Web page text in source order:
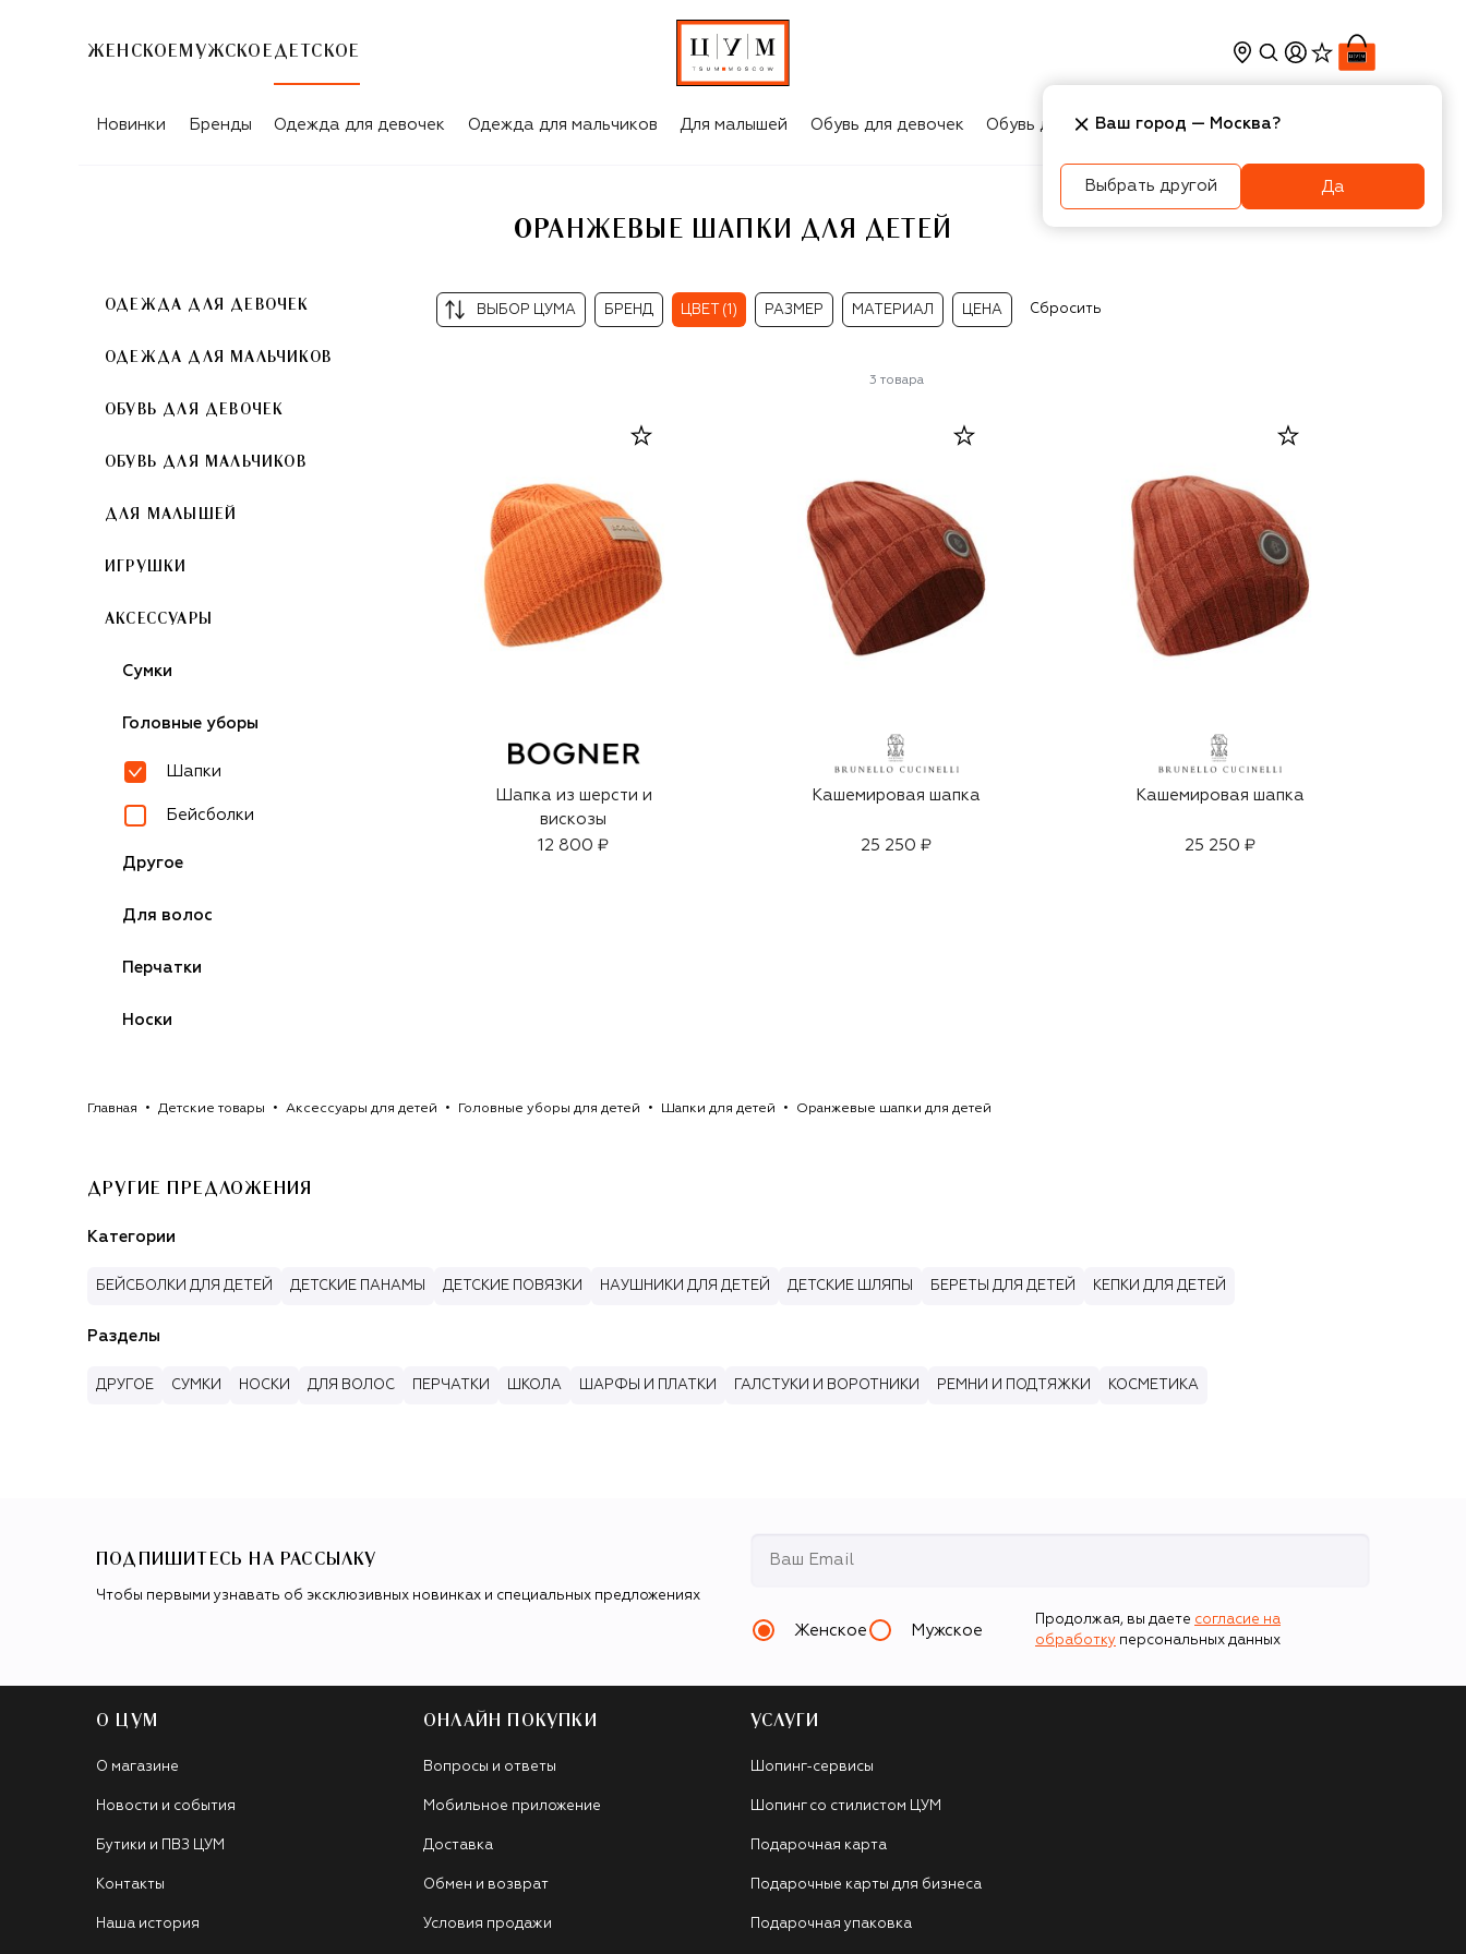
ЖЕНСКОЕ МУЖСКОЕ ДЕТСКОЕ
ОРАНЖЕВЫЕ ШАПКИ ДЛЯ ДЕТЕЙ
Новинки Бренды Одежда для девочек Одежда для мальчиков Для малышей Обувь для девочек Обувь для мальчиков Игрушки Аксесcуары
ОРАНЖЕВЫЕ ШАПКИ ДЛЯ ДЕТЕЙ
ОДЕЖДА ДЛЯ ДЕВОЧЕК
ОДЕЖДА ДЛЯ МАЛЬЧИКОВ
ОБУВЬ ДЛЯ ДЕВОЧЕК
ОБУВЬ ДЛЯ МАЛЬЧИКОВ
ДЛЯ МАЛЫШЕЙ
ИГРУШКИ
АКСЕССУАРЫ
Сумки
Головные уборы
Шапки
Бейсболки
Другое
Для волос
Перчатки
Носки
ВЫБОР ЦУМА БРЕНД ЦВЕТ (1) РАЗМЕР МАТЕРИАЛ ЦЕНА Сбросить
3 товара
Шапка из шерсти и
вискозы
12 800 ₽
Кашемировая шапка
25 250 ₽
Кашемировая шапка
25 250 ₽
Главная Детские товары Аксессуары для детей Головные уборы для детей Шапки для детей Оранжевые шапки для детей
ДРУГИЕ ПРЕДЛОЖЕНИЯ
Категории
БЕЙСБОЛКИ ДЛЯ ДЕТЕЙ ДЕТСКИЕ ПАНАМЫ ДЕТСКИЕ ПОВЯЗКИ НАУШНИКИ ДЛЯ ДЕТЕЙ ДЕТСКИЕ ШЛЯПЫ БЕРЕТЫ ДЛЯ ДЕТЕЙ КЕПКИ ДЛЯ ДЕТЕЙ
Разделы
ДРУГОЕ СУМКИ НОСКИ ДЛЯ ВОЛОС ПЕРЧАТКИ ШКОЛА ШАРФЫ И ПЛАТКИ ГАЛСТУКИ И ВОРОТНИКИ РЕМНИ И ПОДТЯЖКИ КОСМЕТИКА
ПОДПИШИТЕСЬ НА РАССЫЛКУ
Чтобы первыми узнавать об эксклюзивных новинках и специальных предложениях
Женское Мужское
Продолжая, вы даете согласие на
обработку персональных данных
О ЦУМ
О магазине
Новости и события
Бутики и ПВЗ ЦУМ
Контакты
Наша история
ОНЛАЙН ПОКУПКИ
Вопросы и ответы
Мобильное приложение
Доставка
Обмен и возврат
Условия продажи
УСЛУГИ
Шопинг-сервисы
Шопинг со стилистом ЦУМ
Подарочная карта
Подарочные карты для бизнеса
Подарочная упаковка
Ваш город — Москва?
Выбрать другой Да